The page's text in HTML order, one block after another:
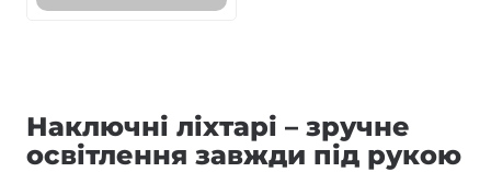
Наключні ліхтарі – зручне
освітлення завжди під рукою